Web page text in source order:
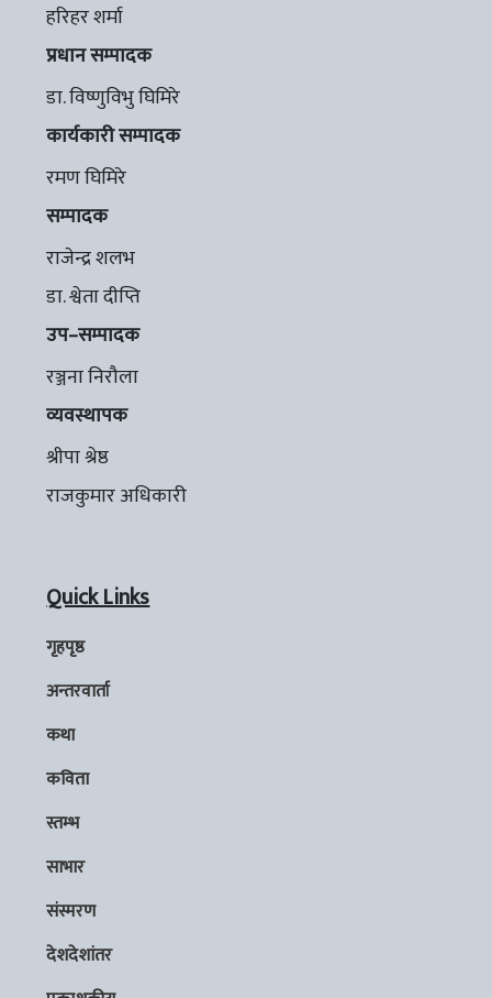
हरिहर शर्मा
प्रधान सम्पादक
डा. विष्णुविभु घिमिरे
कार्यकारी सम्पादक
रमण घिमिरे
सम्पादक
राजेन्द्र शलभ
डा. श्वेता दीप्ति
उप–सम्पादक
रञ्जना निरौला
व्यवस्थापक
श्रीपा श्रेष्ठ
राजकुमार अधिकारी
Quick Links
गृहपृष्ठ
अन्तरवार्ता
कथा
कविता
स्तम्भ
साभार
संस्मरण
देशदेशांतर